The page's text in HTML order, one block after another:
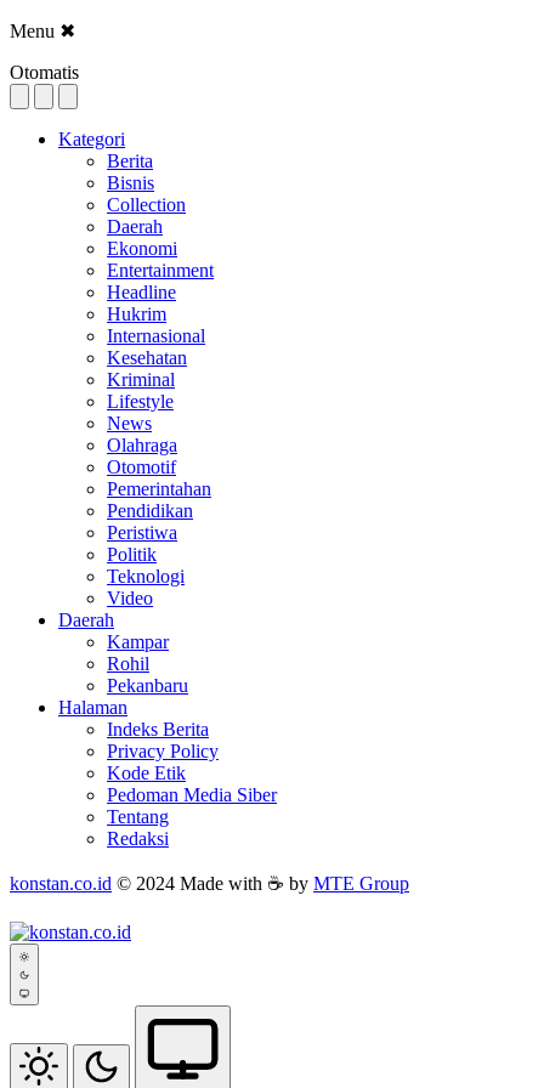
Menu ✖
Otomatis
Kategori
Berita
Bisnis
Collection
Daerah
Ekonomi
Entertainment
Headline
Hukrim
Internasional
Kesehatan
Kriminal
Lifestyle
News
Olahraga
Otomotif
Pemerintahan
Pendidikan
Peristiwa
Politik
Teknologi
Video
Daerah
Kampar
Rohil
Pekanbaru
Halaman
Indeks Berita
Privacy Policy
Kode Etik
Pedoman Media Siber
Tentang
Redaksi
konstan.co.id © 2024 Made with ☕ by MTE Group